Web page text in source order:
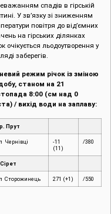
спадів в гірській
У зв’язку зі зниженням
повітря до від’ємних
на гірських ділянках
очікується льодоутворення у
заберегів.
режим річок із зміною
станом на 21
8:00 (см над 0
/ вихід води на заплаву:
Прут
Чернівці
-11
(11)
/380
Сторожинець 271 (+1) /550